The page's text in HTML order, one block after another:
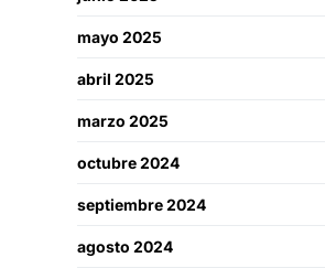
mayo 2025
abril 2025
marzo 2025
octubre 2024
septiembre 2024
agosto 2024